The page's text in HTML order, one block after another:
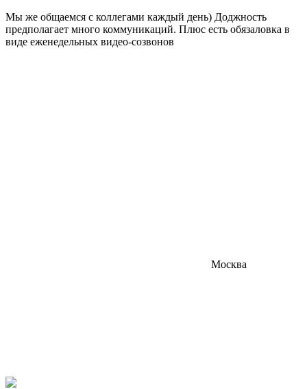
Мы же общаемся с коллегами каждый день) Доджность
предполагает много коммуникаций. Плюс есть обязаловка в
виде еженедельных видео-созвонов
Москва